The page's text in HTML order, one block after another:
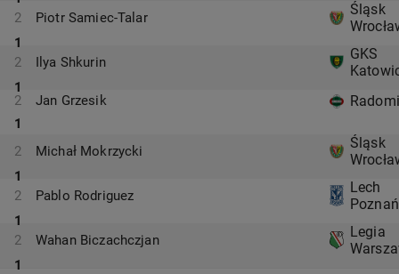
2
Piotr Samiec-Talar
Śląsk
1
2
Ilya Shkurin
GKS
1
2
Jan Grzesik
1
2
Michał Mokrzycki
Śląsk
1
2
Pablo Rodriguez
Lech
Poznań
1
2
Wahan Biczachczjan
Legia
1